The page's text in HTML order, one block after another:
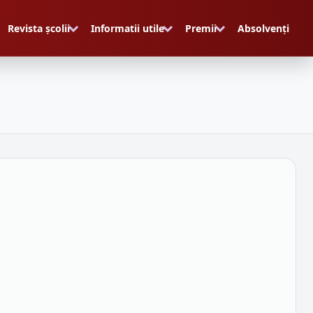
Revista școlii Informatii utile Premii Absolvenți